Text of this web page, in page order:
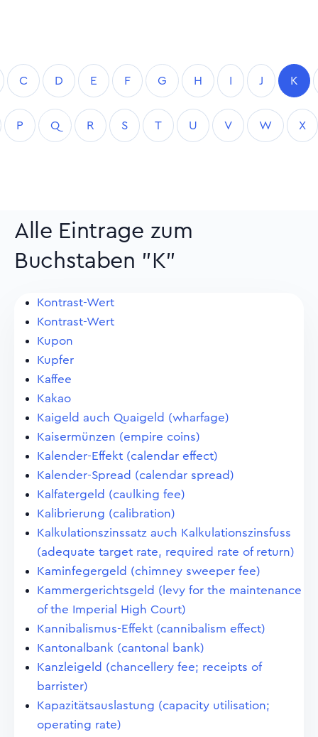
C D E F G H I J K
P Q R S T U V W X
Alle Eintrage zum
Buchstaben "K"
Kontrast-Wert
Kontrast-Wert
Kupon
Kupfer
Kaffee
Kakao
Kaigeld auch Quaigeld (wharfage)
Kaisermünzen (empire coins)
Kalender-Effekt (calendar effect)
Kalender-Spread (calendar spread)
Kalfatergeld (caulking fee)
Kalibrierung (calibration)
Kalkulationszinssatz auch Kalkulationszinsfuss
(adequate target rate, required rate of return)
Kaminfegergeld (chimney sweeper fee)
Kammergerichtsgeld (levy for the maintenance
of the Imperial High Court)
Kannibalismus-Effekt (cannibalism effect)
Kantonalbank (cantonal bank)
Kanzleigeld (chancellery fee; receipts of
barrister)
Kapazitätsauslastung (capacity utilisation;
operating rate)